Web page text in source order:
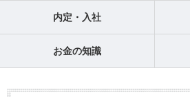
内定・入社
お金の知識